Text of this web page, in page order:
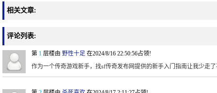
相关文章:
评论列表:
第 1 层楼由 野性十足 在2024/8/16 22:50:56占领!
作为一个传奇游戏新手，找sf传奇发布网提供的新手入门指南让我少走